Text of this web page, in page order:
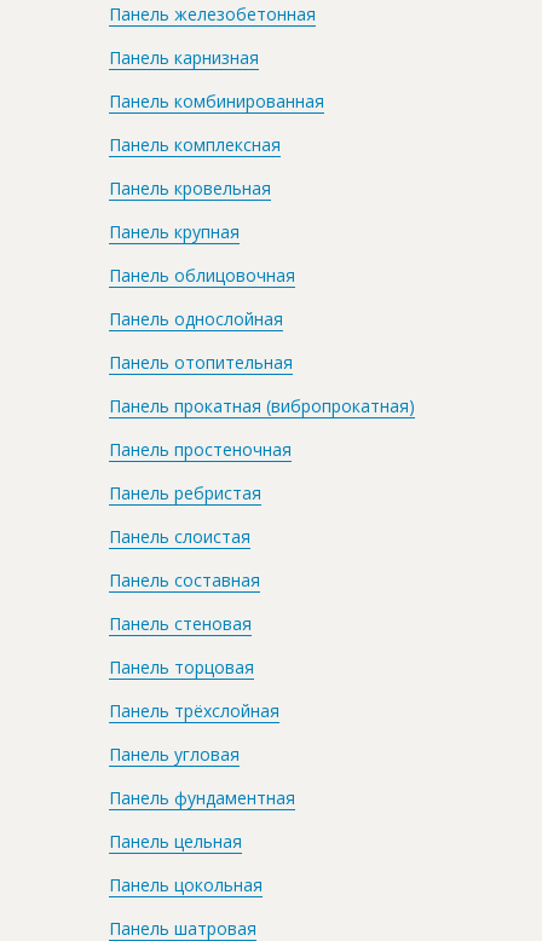
Панель железобетонная
Панель карнизная
Панель комбинированная
Панель комплексная
Панель кровельная
Панель крупная
Панель облицовочная
Панель однослойная
Панель отопительная
Панель прокатная (вибропрокатная)
Панель простеночная
Панель ребристая
Панель слоистая
Панель составная
Панель стеновая
Панель торцовая
Панель трёхслойная
Панель угловая
Панель фундаментная
Панель цельная
Панель цокольная
Панель шатровая